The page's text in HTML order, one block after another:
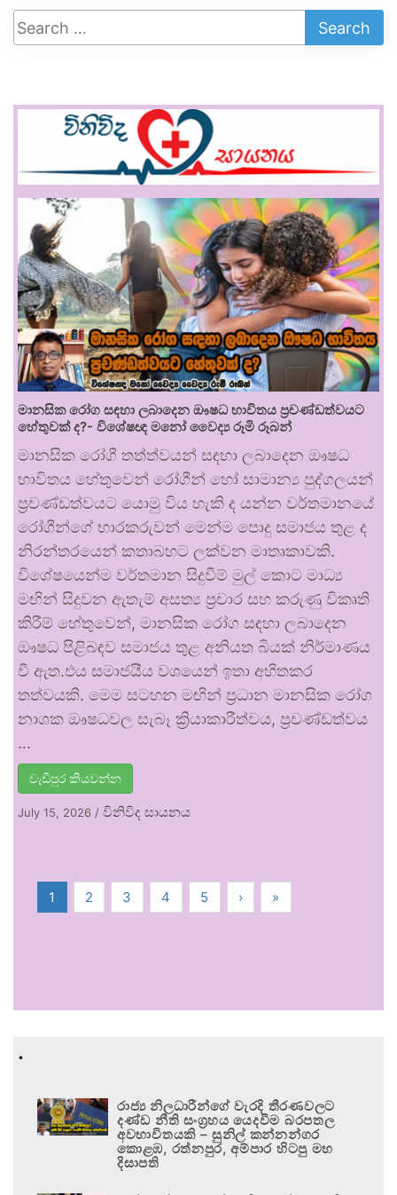
මානසික රෝග සඳහා ලබාදෙන ඖෂධ භාවිතය ප්‍රචණ්ඩත්වයට
හේතුවක් ද?- විශේෂඥ මනෝ වෛද්‍ය රූමි රූබන්
මානසික රෝගී තත්ත්වයන් සඳහා ලබාදෙන ඖෂධ
භාවිතය හේතුවෙන් රෝගීන් හෝ සාමාන්‍ය පුද්ගලයන්
ප්‍රචණ්ඩත්වයට යොමු විය හැකි ද යන්න වර්තමානයේ
රෝගීන්ගේ භාරකරුවන් මෙන්ම පොදු සමාජය තුළ ද
නිරන්තරයෙන් කතාබහට ලක්වන මාතෘකාවකි.
විශේෂයෙන්ම වර්තමාන සිදුවීම් මුල් කොට මාධ්‍ය
මඟින් සිදුවන ඇතැම් අසත්‍ය ප්‍රචාර සහ කරුණු විකෘති
කිරීම් හේතුවෙන්, මානසික රෝග සඳහා ලබාදෙන
ඖෂධ පිළිබඳව සමාජය තුළ අනියත බියක් නිර්මාණය
වී ඇත.එය සමාජයීය වශයෙන් ඉතා අහිතකර
තත්වයකි. මෙම සටහන මඟින් ප්‍රධාන මානසික රෝග
නාශක ඖෂධවල සැබෑ ක්‍රියාකාරීත්වය, ප්‍රචණ්ඩත්වය
…
වැඩිපුර කියවන්න
July 15, 2026 / විනිවිද සායනය
1 2 3 4 5 › »
.
රාජ්‍ය නිලධාරීන්ගේ වැරදි තීරණවලට
දණ්ඩ නීති සංග්‍රහය යෙදවීම බරපතල
අවභාවිතයකි – සුනිල් කන්නන්ගර
කොළඹ, රත්නපුර, අම්පාර හිටපු මහ
දිසාපති